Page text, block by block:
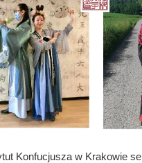
Konfucjusza w Krakowie